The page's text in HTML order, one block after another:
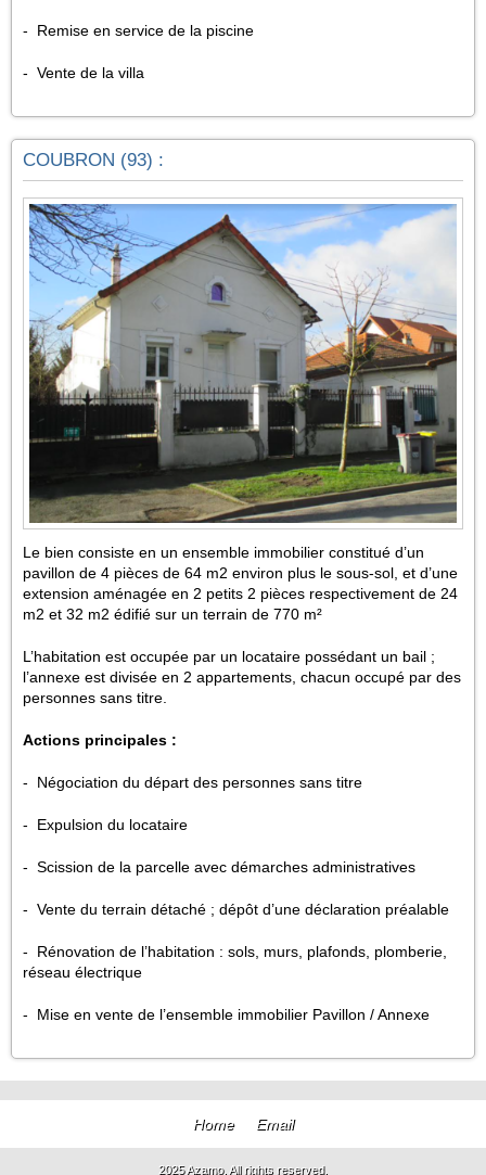
- Remise en service de la piscine
- Vente de la villa
COUBRON (93) :
Le bien consiste en un ensemble immobilier constitué d’un
pavillon de 4 pièces de 64 m2 environ plus le sous-sol, et d’une
extension aménagée en 2 petits 2 pièces respectivement de 24
m2 et 32 m2 édifié sur un terrain de 770 m²
L’habitation est occupée par un locataire possédant un bail ;
l’annexe est divisée en 2 appartements, chacun occupé par des
personnes sans titre.
Actions principales :
- Négociation du départ des personnes sans titre
- Expulsion du locataire
- Scission de la parcelle avec démarches administratives
- Vente du terrain détaché ; dépôt d’une déclaration préalable
- Rénovation de l’habitation : sols, murs, plafonds, plomberie,
réseau électrique
- Mise en vente de l’ensemble immobilier Pavillon / Annexe
Home Email
2025 Azamo. All rights reserved.